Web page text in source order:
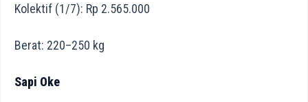
Kolektif (1/7): Rp 2.565.000
Berat: 220–250 kg
Sapi Oke